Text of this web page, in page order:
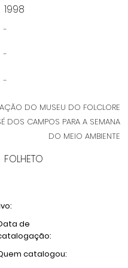
1998
-
-
-
DO MUSEU DO FOLCLORE
DOS CAMPOS PARA A SEMANA
DO MEIO AMBIENTE
FOLHETO
de
catalogou: